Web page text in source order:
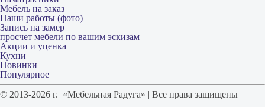
Мебель на заказ
Наши работы (фото)
Запись на замер
просчет мебели по вашим эскизам
Акции и уценка
Кухни
Новинки
Популярное
© 2013-2026 г. «Мебельная Радуга» | Все права защищены